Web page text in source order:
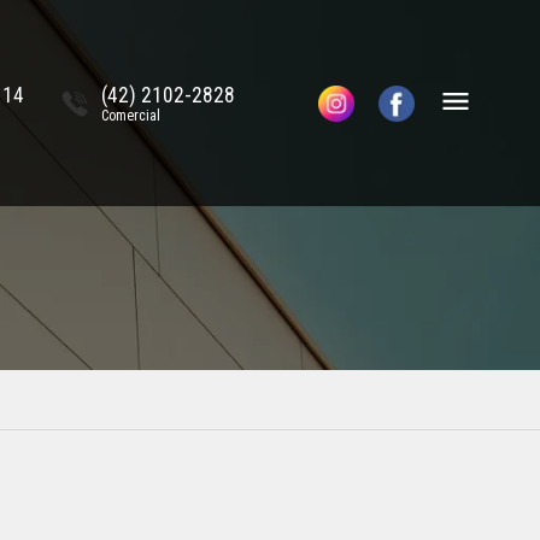
(42) 2102-2828
Comercial